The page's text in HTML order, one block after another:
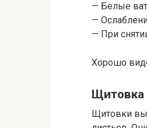
— Белые
—
— При
Хорошо
Щитовка
Щитовки